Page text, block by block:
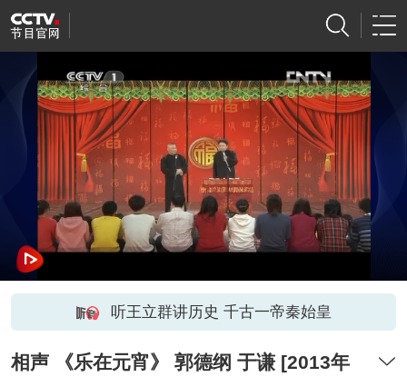
听王立群讲历史 千古一帝秦始皇
相声 《乐在元宵》 郭德纲 于谦 [2013年